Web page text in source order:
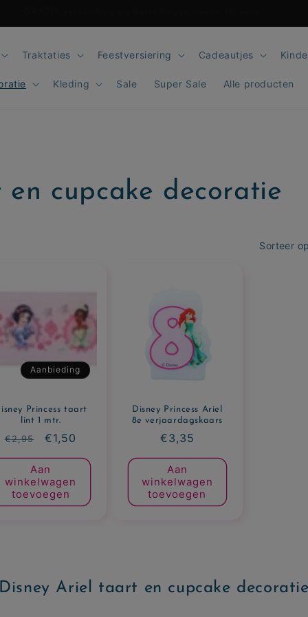
Traktaties Feestversiering Cadeautjes
Kleding Sale Super Sale Alle producten
cupcake decoratie
Sorteer
Aanbieding
Princess taart
lint 1 mtr.
Normale
prijs
€2,95 Aanbiedingsprijs
€1,50
Aan
winkelwagen
toevoegen
Disney Princess Ariel
8e verjaardagskaars
Normale
prijs
€3,35
Aan
winkelwagen
toevoegen
Disney Ariel taart en cupcake